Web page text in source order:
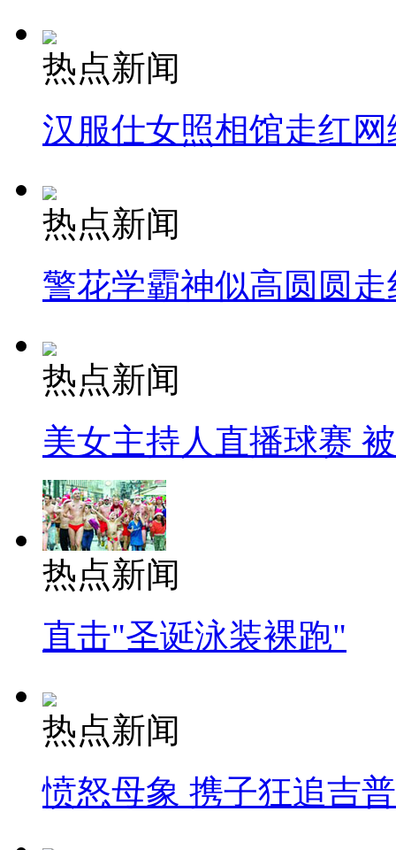
热点新闻
汉服仕女照相馆走红网
热点新闻
警花学霸神似高圆圆走
热点新闻
美女主持人直播球赛
热点新闻
直击"圣诞泳装裸跑"
热点新闻
愤怒母象 携子狂追吉